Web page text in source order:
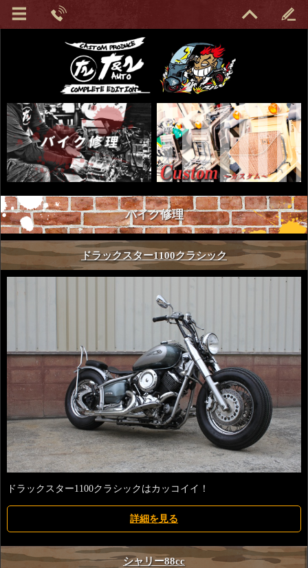
バイク修理
ドラックスター1100クラシック
ドラックスター1100クラシックはカッコイイ！
詳細を見る
シャリー88cc